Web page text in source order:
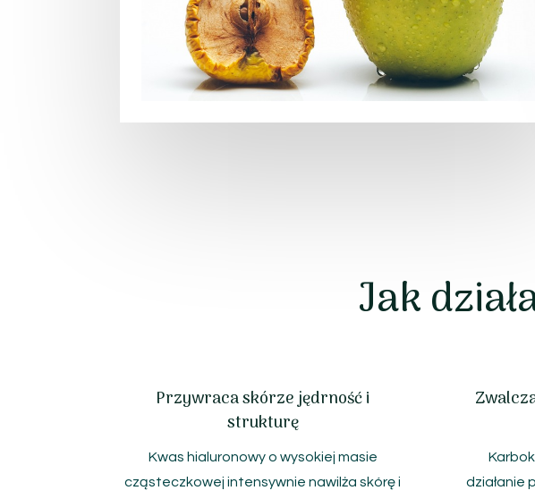
Jak
Przywraca skórze jędrność i
strukturę
Kwas hialuronowy o wysokiej masie
cząsteczkowej intensywnie nawilża skórę i
działanie